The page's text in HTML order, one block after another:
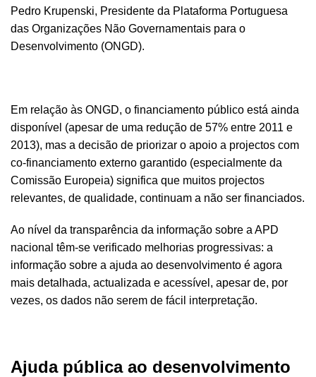
Pedro Krupenski, Presidente da Plataforma Portuguesa
das Organizações Não Governamentais para o
Desenvolvimento (ONGD).
Em relação às ONGD, o financiamento público está ainda
disponível (apesar de uma redução de 57% entre 2011 e
2013), mas a decisão de priorizar o apoio a projectos com
co-financiamento externo garantido (especialmente da
Comissão Europeia) significa que muitos projectos
relevantes, de qualidade, continuam a não ser financiados.
Ao nível da transparência da informação sobre a APD
nacional têm-se verificado melhorias progressivas: a
informação sobre a ajuda ao desenvolvimento é agora
mais detalhada, actualizada e acessível, apesar de, por
vezes, os dados não serem de fácil interpretação.
Ajuda pública ao desenvolvimento